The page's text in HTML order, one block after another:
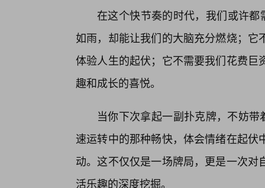
在这个快节奏的时代，我们或许
如雨，却能让我们的大脑充分燃烧；
体验人生的起伏；它不需要我们花费
趣和成长的喜悦。
当你下次拿起一副扑克牌，不妨
速运转中的那种畅快，体会情绪在起
动。这不仅仅是一场牌局，更是一次
活乐趣的深度挖掘。